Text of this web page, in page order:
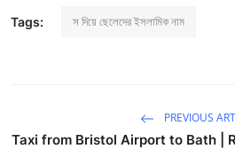
Tags: স দিয়ে ছেলেদের ইসলামিক নাম
PREVIOUS
Taxi from Bristol Airport to Bath |